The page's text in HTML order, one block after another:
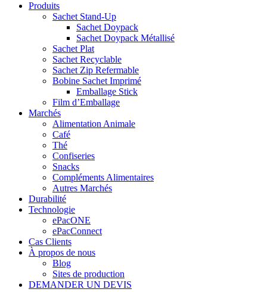
Produits
Sachet Stand-Up
Sachet Doypack
Sachet Doypack Métallisé
Sachet Plat
Sachet Recyclable
Sachet Zip Refermable
Bobine Sachet Imprimé
Emballage Stick
Film d’Emballage
Marchés
Alimentation Animale
Café
Thé
Confiseries
Snacks
Compléments Alimentaires
Autres Marchés
Durabilité
Technologie
ePacONE
ePacConnect
Cas Clients
À propos de nous
Blog
Sites de production
DEMANDER UN DEVIS